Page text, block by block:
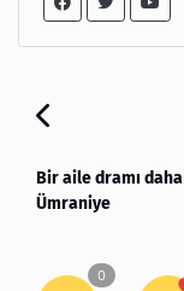
Bir aile dramı
Ümraniye